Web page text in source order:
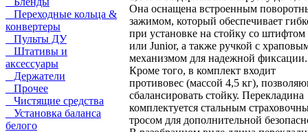
Переходные кольца &
конвертеры
Пульты ДУ
Штативы и
аксессуары
Держатели
Прочее
Чистящие средства
Установка баланса
белого
Она оснащена встроенным
зажимом, который обеспечивает
при установке на стойку со штифтом
или Junior, а также ручкой с
механизмом для надежной фиксации.
Кроме того, в комплект входит
противовес (массой 4,5 кг),
сбалансировать стойку. Перекладина
комплектуется стальным
тросом для дополнительной